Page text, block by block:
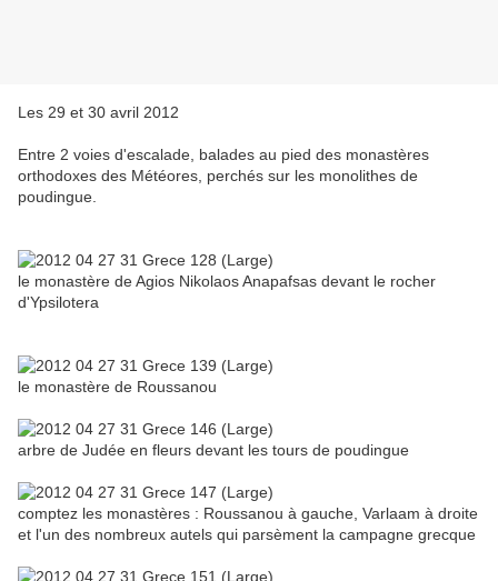
Les 29 et 30 avril 2012
Entre 2 voies d'escalade, balades au pied des monastères
orthodoxes des Météores, perchés sur les monolithes de
poudingue.
le monastère de Agios Nikolaos Anapafsas devant le rocher
d'Ypsilotera
le monastère de Roussanou
arbre de Judée en fleurs devant les tours de poudingue
comptez les monastères : Roussanou à gauche, Varlaam à droite
et l'un des nombreux autels qui parsèment la campagne grecque